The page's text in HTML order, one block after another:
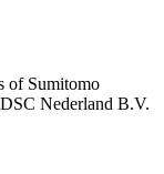
of Sumitomo
Nederland B.V.